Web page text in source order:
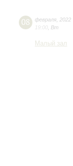
08 февраля 2022
19:00 Вт
Малый зал